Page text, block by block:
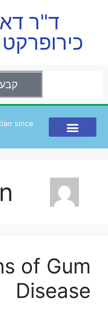
ד"ר
since
of Gum
Disease